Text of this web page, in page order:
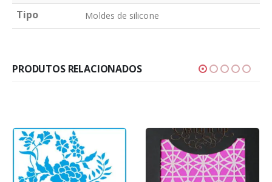
Tipo
Moldes de silicone
PRODUTOS RELACIONADOS